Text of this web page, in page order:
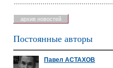
архив новостей
Постоянные авторы
Павел АСТАХОВ